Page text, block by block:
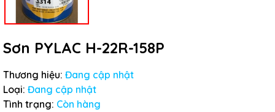
Sơn PYLAC H-22R-158P
Thương hiệu: Đang cập nhật
Loại: Đang cập nhật
Tình trạng: Còn hàng